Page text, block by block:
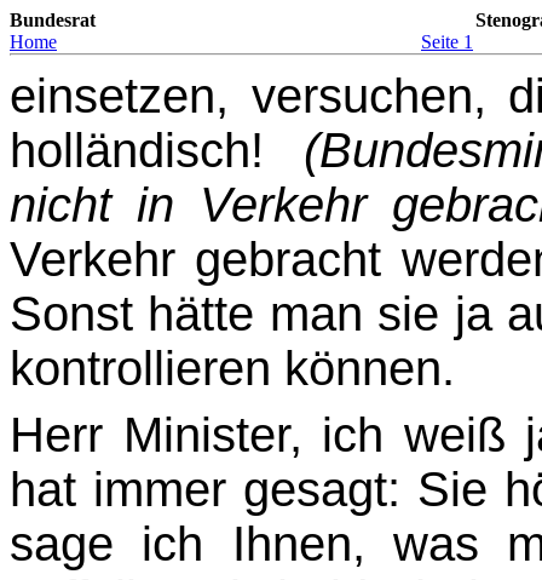
Bundesrat
Home
Seite 1
einsetzen, versuchen,
holländisch!
nicht in Verkehr
Verkehr ge­bracht
Sonst hätte man sie ja
kontrollieren können.
Herr Minister, ich weiß
hat immer gesagt: Sie
sage ich Ihnen, was